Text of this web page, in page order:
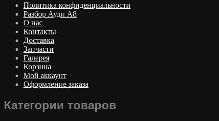
Политика конфиденциальности
Разбор Ауди А8
О нас
Контакты
Доставка
Запчасти
Галерея
Корзина
Мой аккаунт
Оформление заказа
Категории товаров